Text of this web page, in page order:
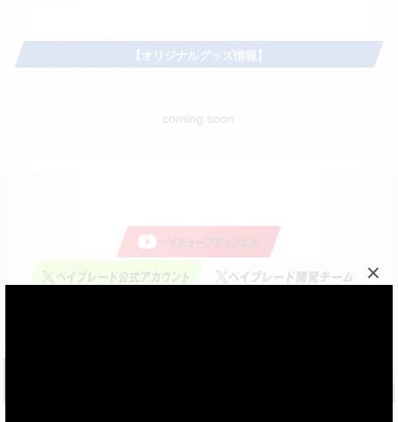
×
【オリジナルグッズ情報】
coming soon